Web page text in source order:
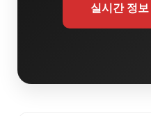
실시간 정